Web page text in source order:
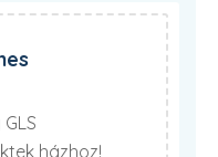
házhoz!